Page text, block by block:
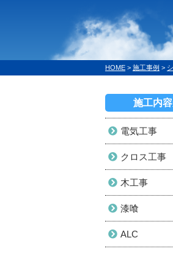
HOME > 施工事例 >
施工内
電気工事
クロス工事
木工事
漆喰
ALC